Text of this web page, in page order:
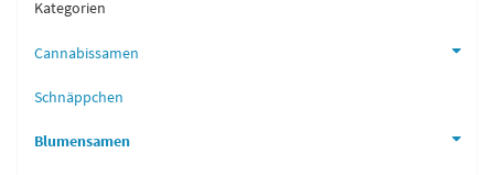
Kategorien
Cannabissamen
Schnäppchen
Blumensamen